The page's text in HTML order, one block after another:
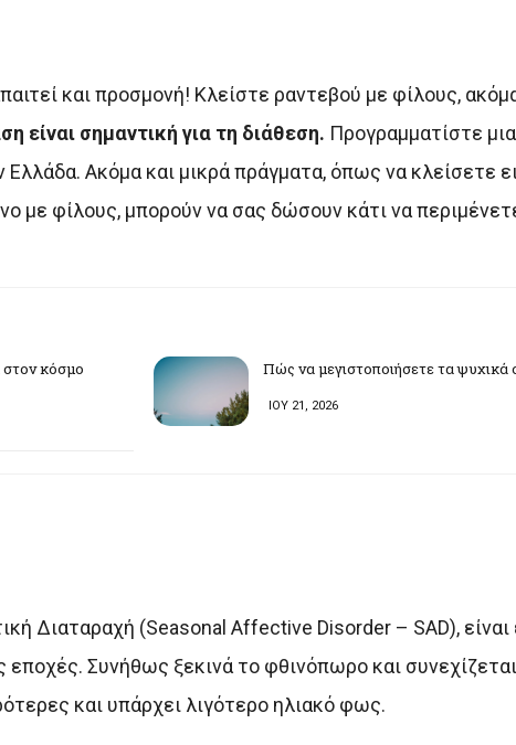
και προσμονή! Κλείστε ραντεβού με φίλους, ακόμα
είναι σημαντική για τη διάθεση. Προγραμματίστε
Ακόμα και μικρά πράγματα, όπως να κλείσετε
με φίλους, μπορούν να σας δώσουν κάτι να
στον κόσμο Πώς να μεγιστοποιήσετε τα
ΙΟΥ 21, 2026
Διαταραχή (Seasonal Affective Disorder – SAD),
Συνήθως ξεκινά το φθινόπωρο και
και υπάρχει λιγότερο ηλιακό φως.